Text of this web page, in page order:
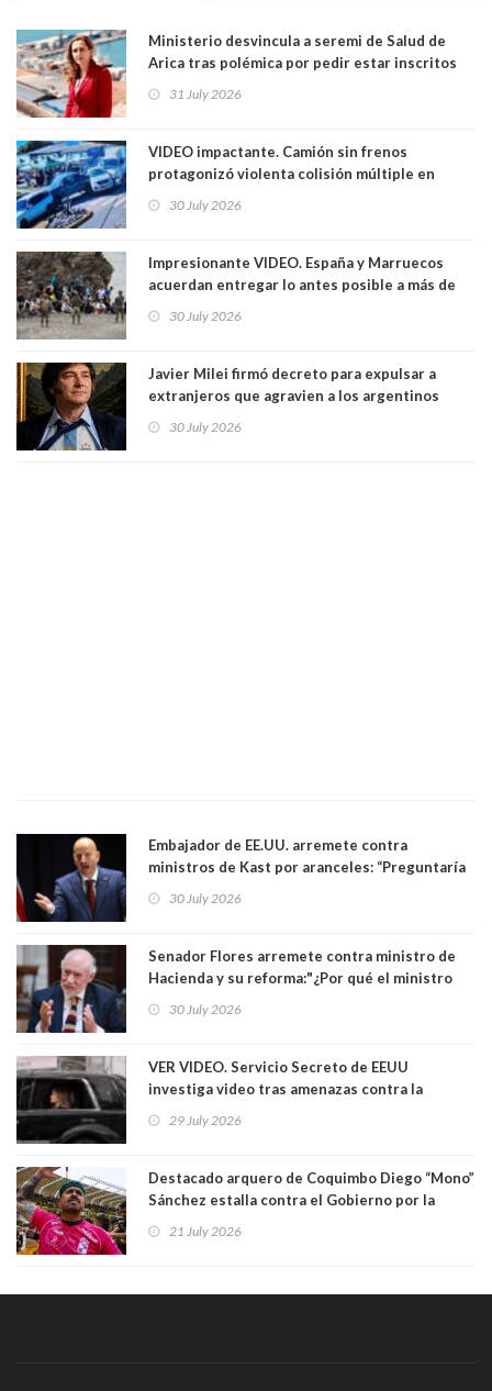
Ministerio desvincula a seremi de Salud de
Arica tras polémica por pedir estar inscritos
Ya son 29 seremis despedidos desde el 11 de
31 July 2026
VIDEO impactante. Camión sin frenos
protagonizó violenta colisión múltiple en
30 July 2026
Impresionante VIDEO. España y Marruecos
acuerdan entregar lo antes posible a más de
avalancha y de manera irregular a territorio
30 July 2026
Javier Milei firmó decreto para expulsar a
extranjeros que agravien a los argentinos
30 July 2026
Embajador de EE.UU. arremete contra
ministros de Kast por aranceles: “Preguntaría
Yo diría que no”
30 July 2026
Senador Flores arremete contra ministro de
Hacienda y su reforma:"¿Por qué el ministro
más ricos, pasándole la aplanadora a los
30 July 2026
VER VIDEO. Servicio Secreto de EEUU
investiga video tras amenazas contra la
29 July 2026
Destacado arquero de Coquimbo Diego “Mono”
Sánchez estalla contra el Gobierno por la
contra ministro Poduje a quién trató de
21 July 2026